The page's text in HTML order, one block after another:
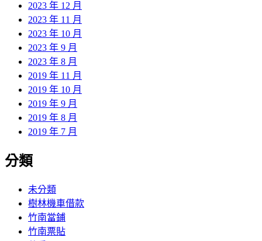
2023 年 12 月
2023 年 11 月
2023 年 10 月
2023 年 9 月
2023 年 8 月
2019 年 11 月
2019 年 10 月
2019 年 9 月
2019 年 8 月
2019 年 7 月
分類
未分類
樹林機車借款
竹南當鋪
竹南票貼